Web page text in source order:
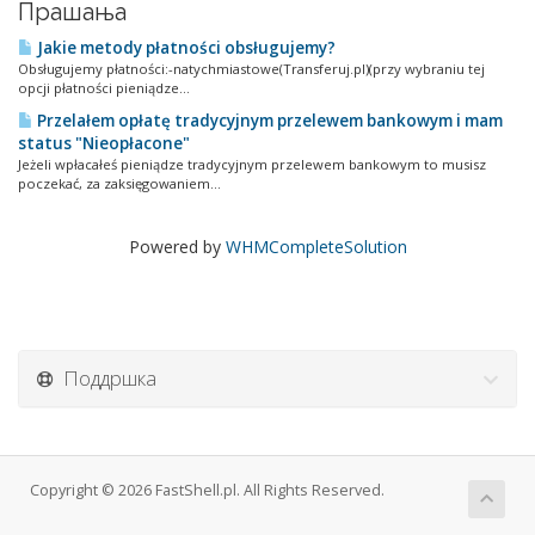
Прашања
Jakie metody płatności obsługujemy?
Obsługujemy płatności:-natychmiastowe(Transferuj.pl)(przy wybraniu tej
opcji płatności pieniądze...
Przelałem opłatę tradycyjnym przelewem bankowym i mam
status "Nieopłacone"
Jeżeli wpłacałeś pieniądze tradycyjnym przelewem bankowym to musisz
poczekać, za zaksięgowaniem...
Powered by WHMCompleteSolution
Поддршка
Copyright © 2026 FastShell.pl. All Rights Reserved.